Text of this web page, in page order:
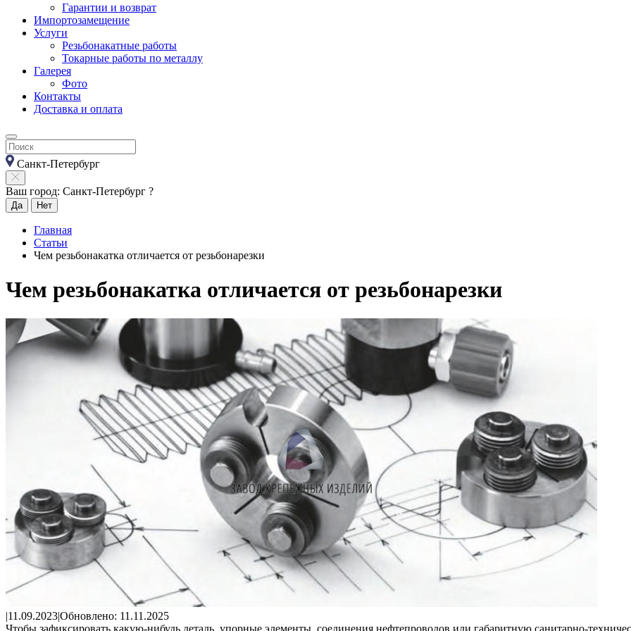
Гарантии и возврат
Импортозамещение
Услуги
Резьбонакатные работы
Токарные работы по металлу
Галерея
Фото
Контакты
Доставка и оплата
Санкт-Петербург
Ваш город: Санкт-Петербург ?
Да Нет
Главная
Статьи
Чем резьбонакатка отличается от резьбонарезки
Чем резьбонакатка отличается от резьбонарезки
|11.09.2023|Обновлено: 11.11.2025
Чтобы зафиксировать какую-нибудь деталь, упорные элементы, соединения нефтепроводов или габаритную санитарно-